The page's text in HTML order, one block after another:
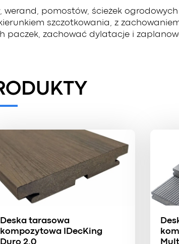
pomostów, ścieżek
szczotkowania, z
paczek, zachować dylatacje i
Deska tarasowa
kompozytowa IDecKing
Duro 2.0